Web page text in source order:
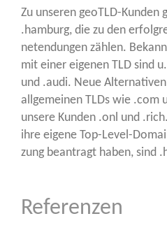
Zu unse­ren geoTLD-Kun­den
.ham­burg, die zu den
neten­dun­gen zäh­len.
mit einer eige­nen TLD sind
und .audi. Neue
all­ge­mei­nen TLDs wie .com
unse­re Kun­den .onl und
ihre eige­ne Top-Level-
zung bean­tragt haben, sind
Referenzen